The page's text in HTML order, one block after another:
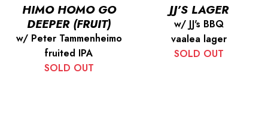
HIMO HOMO GO
DEEPER (FRUIT)
w/ Peter Tammenheimo
fruited IPA
SOLD OUT
JJ’S LAGER
w/ JJ's BBQ
vaalea lager
SOLD OUT